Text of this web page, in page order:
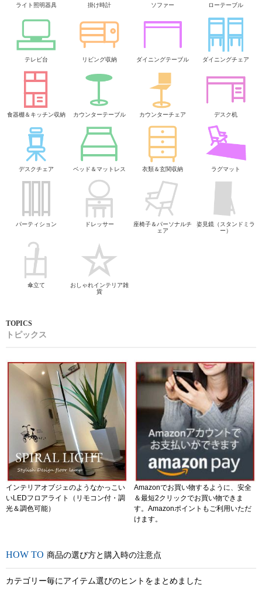
ライト照明器具 掛け時計 ソファー ローテーブル
テレビ台 リビング収納 ダイニングテーブル ダイニングチェア
食器棚＆キッチン収納 カウンターテーブル カウンターチェア デスク机
デスクチェア ベッド＆マットレス 衣類＆玄関収納 ラグマット
パーティション ドレッサー
座椅子＆パーソナルチ
ェア
姿見鏡（スタンドミラ
ー）
傘立て
おしゃれインテリア雑
貨
トピックス
インテリアオブジェのようなかっこい
いLEDフロアライト（リモコン付・調
光＆調色可能）
Amazonでお買い物するように、安全
＆最短2クリックでお買い物できま
す。Amazonポイントもご利用いただ
けます。
商品の選び方と購入時の注意点
カテゴリー毎にアイテム選びのヒントをまとめました